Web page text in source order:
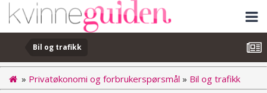
Bil og trafikk
» Privatøkonomi og forbrukerspørsmål » Bil og trafikk